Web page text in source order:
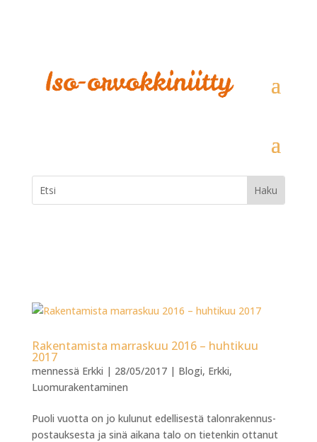
Rakentamista marraskuu 2016 – huhtikuu
2017
mennessä Erkki | 28/05/2017| Blogi, Erkki,
Luomurakentaminen
Puoli vuotta on jo kulunut edellisestä talonrakennus-
postauksesta ja sinä aikana talo on tietenkin ottanut